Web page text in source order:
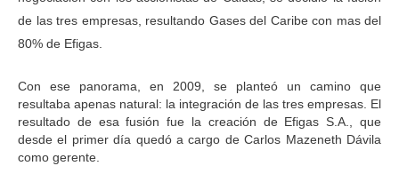
de las tres empresas, resultando Gases del Caribe con mas del
80% de Efigas.
Con ese panorama, en 2009, se planteó un camino que
resultaba apenas natural: la integración de las tres empresas. El
resultado de esa fusión fue la creación de Efigas S.A., que
desde el primer día quedó a cargo de Carlos Mazeneth Dávila
como gerente.